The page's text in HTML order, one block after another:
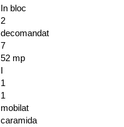
In bloc
2
decomandat
7
52 mp
I
1
1
mobilat
caramida